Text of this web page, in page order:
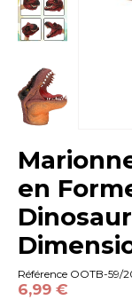
en
Référence OOTB-59/
6,99 €